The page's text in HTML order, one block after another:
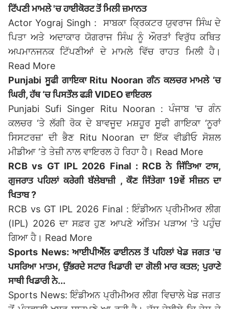
ਟਿੱਪਣੀ ਮਾਮਲੇ 'ਚ ਹਾਈਕੋਰਟ ਤੋਂ ਮਿਲੀ ਜ਼ਮਾਨਤ
Actor Yograj Singh : ਸਾਬਕਾ ਕ੍ਰਿਕਟਰ ਯੁਵਰਾਜ ਸਿੰਘ ਦੇ
ਪਿਤਾ ਅਤੇ ਅਦਾਕਾਰ ਯੋਗਰਾਜ ਸਿੰਘ ਨੂੰ ਔਰਤਾਂ ਵਿਰੁੱਧ ਕਥਿਤ
ਅਪਮਾਨਜਨਕ ਟਿੱਪਣੀਆਂ ਦੇ ਮਾਮਲੇ ਵਿੱਚ ਰਾਹਤ ਮਿਲੀ ਹੈ।
Read More
Punjabi ਸੂਫੀ ਗਾਇਕਾ Ritu Nooran ਗੰਨ ਕਲਚਰ ਮਾਮਲੇ ‘ਚ
ਘਿਰੀ, ਹੱਥ ‘ਚ ਪਿਸਤੌਲ ਫੜੀ VIDEO ਵਾਇਰਲ
Punjabi Sufi Singer Ritu Nooran : ਪੰਜਾਬ 'ਚ ਗੰਨ
ਕਲਚਰ ‘ਤੇ ਲੱਗੀ ਰੋਕ ਦੇ ਬਾਵਜੂਦ ਮਸ਼ਹੂਰ ਸੂਫੀ ਗਾਇਕਾ ‘ਨੂਰਾਂ
ਸਿਸਟਰਜ਼’ ਦੀ ਭੈਣ Ritu Nooran ਦਾ ਇੱਕ ਵੀਡੀਓ ਸੋਸ਼ਲ
ਮੀਡੀਆ ‘ਤੇ ਤੇਜ਼ੀ ਨਾਲ ਵਾਇਰਲ ਹੋ ਰਿਹਾ ਹੈ। Read More
RCB vs GT IPL 2026 Final : RCB ਨੇ ਜਿੱਤਿਆ ਟਾਸ,
ਗੁਜਰਾਤ ਪਹਿਲਾਂ ਕਰੇਗੀ ਬੱਲੇਬਾਜ਼ੀ , ਕੌਣ ਜਿੱਤੇਗਾ 19ਵੇਂ ਸੀਜ਼ਨ ਦਾ
ਖਿਤਾਬ ?
RCB vs GT IPL 2026 Final : ਇੰਡੀਅਨ ਪ੍ਰੀਮੀਅਰ ਲੀਗ
(IPL) 2026 ਦਾ ਸਫ਼ਰ ਹੁਣ ਆਪਣੇ ਅੰਤਿਮ ਪੜਾਅ 'ਤੇ ਪਹੁੰਚ
ਗਿਆ ਹੈ। Read More
Sports News: ਆਈਪੀਐੱਲ ਫਾਈਨਲ ਤੋਂ ਪਹਿਲਾਂ ਖੇਡ ਜਗਤ 'ਚ
ਪਸਰਿਆ ਮਾਤਮ, ਉੱਭਰਦੇ ਸਟਾਰ ਖਿਡਾਰੀ ਦਾ ਗੋਲੀ ਮਾਰ ਕਤਲ; ਪੁਰਾਣੇ
ਸਾਥੀ ਖਿਡਾਰੀ ਨੇ...
Sports News: ਇੰਡੀਅਨ ਪ੍ਰੀਮੀਅਰ ਲੀਗ ਵਿਚਾਲੇ ਖੇਡ ਜਗਤ